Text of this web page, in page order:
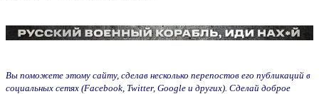
Вы поможете этому сайту, сделав несколько перепостов его публикаций в
социальных сетях (Facebook, Twitter, Google и других). Сделай доброе